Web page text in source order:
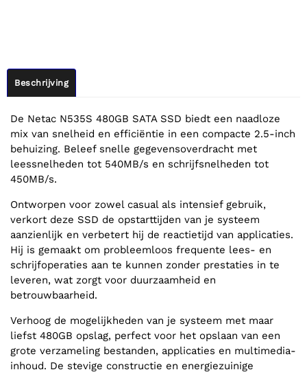
Beschrijving
De Netac N535S 480GB SATA SSD biedt een naadloze
mix van snelheid en efficiëntie in een compacte 2.5-inch
behuizing. Beleef snelle gegevensoverdracht met
leessnelheden tot 540MB/s en schrijfsnelheden tot
450MB/s.
Ontworpen voor zowel casual als intensief gebruik,
verkort deze SSD de opstarttijden van je systeem
aanzienlijk en verbetert hij de reactietijd van applicaties.
Hij is gemaakt om probleemloos frequente lees- en
schrijfoperaties aan te kunnen zonder prestaties in te
leveren, wat zorgt voor duurzaamheid en
betrouwbaarheid.
Verhoog de mogelijkheden van je systeem met maar
liefst 480GB opslag, perfect voor het opslaan van een
grote verzameling bestanden, applicaties en multimedia-
inhoud. De stevige constructie en energiezuinige